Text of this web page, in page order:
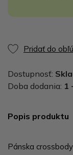
Pridať do
Dostupnosť:
Doba dodania: 1
Popis produktu
Pánska